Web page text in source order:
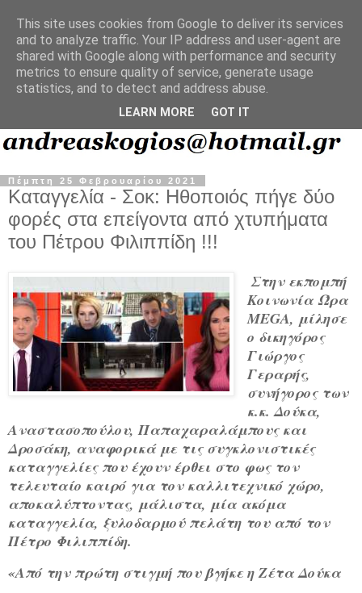
Πέμπτη 25 Φεβρουαρίου 2021
Καταγγελία - Σοκ: Ηθοποιός πήγε δύο
φορές στα επείγοντα από χτυπήματα
του Πέτρου Φιλιππίδη !!!
Στην εκπομπή
Κοινωνία Ώρα
MEGA, μίλησε
ο δικηγόρος
Γιώργος
Γεραρής,
συνήγορος των
κ.κ. Δούκα,
Αναστασοπούλου, Παπαχαραλάμπους και
Δροσάκη, αναφορικά με τις συγκλονιστικές
καταγγελίες που έχουν έρθει στο φως τον
τελευταίο καιρό για τον καλλιτεχνικό χώρο,
αποκαλύπτοντας, μάλιστα, μία ακόμα
καταγγελία, ξυλοδαρμού πελάτη του από τον
Πέτρο Φιλιππίδη.
«Από την πρώτη στιγμή που βγήκε η Ζέτα Δούκα
This site uses cookies from Google to deliver its services
and to analyze traffic. Your IP address and user-agent are
shared with Google along with performance and security
metrics to ensure quality of service, generate usage
statistics, and to detect and address abuse.
LEARN MORE GOT IT